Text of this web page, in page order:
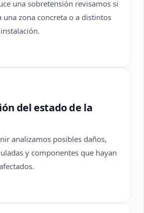
una sobretensión revisamos si
una zona concreta o a distintos
del estado de la
analizamos posibles daños,
y componentes que hayan